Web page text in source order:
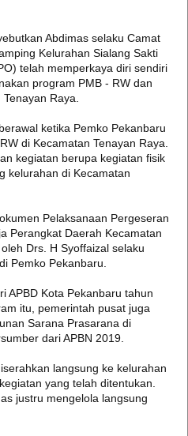
Abdimas selaku Camat
Kelurahan Sialang Sakti
telah memperkaya diri sendiri
program PMB - RW dan
Raya.
ketika Pemko Pekanbaru
di Kecamatan Tenayan Raya.
kegiatan berupa kegiatan fisik
kelurahan di Kecamatan
Pelaksanaan Pergeseran
Perangkat Daerah Kecamatan
Drs. H Syoffaizal selaku
Pemko Pekanbaru.
APBD Kota Pekanbaru tahun
itu, pemerintah pusat juga
Sarana Prasarana di
dari APBN 2019.
langsung ke kelurahan
yang telah ditentukan.
justru mengelola langsung